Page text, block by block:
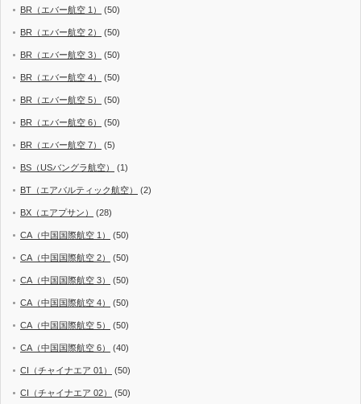
BR（エバー航空 1） (50)
BR（エバー航空 2） (50)
BR（エバー航空 3） (50)
BR（エバー航空 4） (50)
BR（エバー航空 5） (50)
BR（エバー航空 6） (50)
BR（エバー航空 7） (5)
BS（USバングラ航空） (1)
BT（エアバルティック航空） (2)
BX（エアプサン） (28)
CA（中国国際航空 1） (50)
CA（中国国際航空 2） (50)
CA（中国国際航空 3） (50)
CA（中国国際航空 4） (50)
CA（中国国際航空 5） (50)
CA（中国国際航空 6） (40)
CI（チャイナエア 01） (50)
CI（チャイナエア 02） (50)